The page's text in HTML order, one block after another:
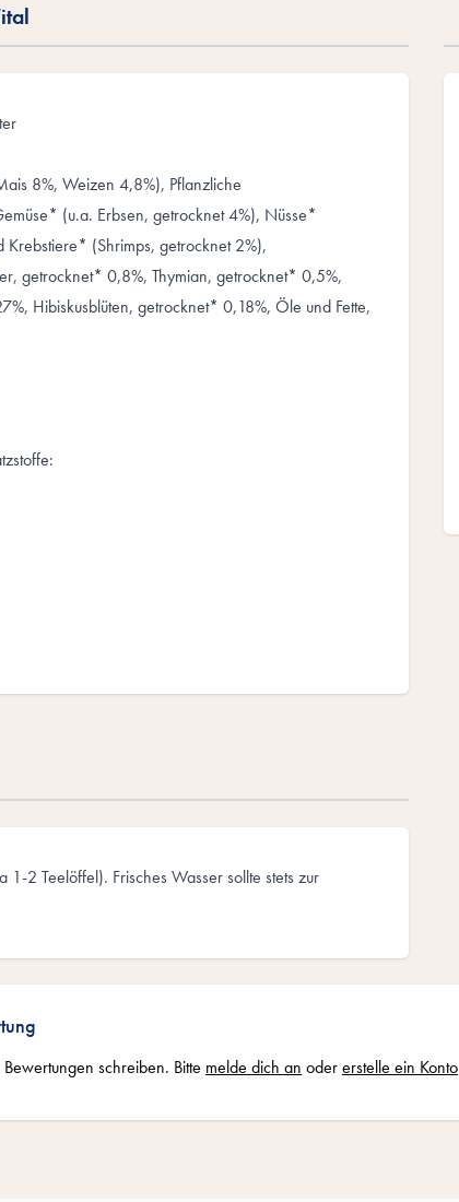
8%, Weizen 4,8%), Pflanzliche
(u.a. Erbsen, getrocknet 4%), Nüsse*
Krebstiere* (Shrimps, getrocknet 2%),
getrocknet* 0,8%, Thymian, getrocknet* 0,5%,
Hibiskusblüten, getrocknet* 0,18%, Öle und Fette,
1-2 Teelöffel). Frisches Wasser sollte stets zur
schreiben. Bitte melde dich an odererstelle ein Konto